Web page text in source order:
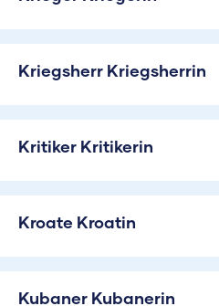
Kriegsherr Kriegsherrin
Kritiker Kritikerin
Kroate Kroatin
Kubaner Kubanerin